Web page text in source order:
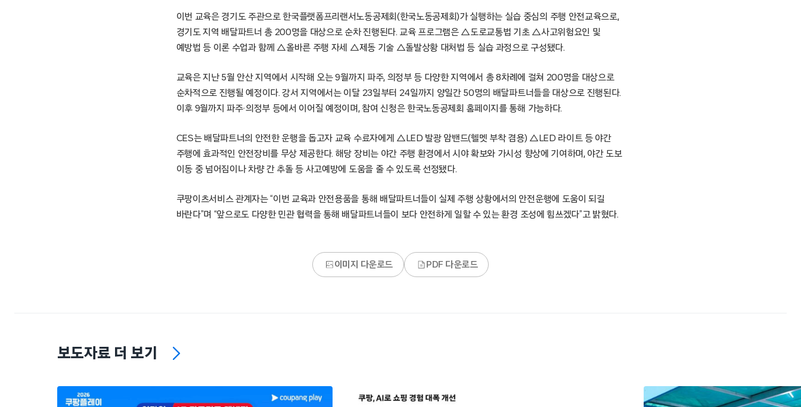
이번 교육은 경기도 주관으로 한국플랫폼프리랜서노동공제회(한국노동공제회)가 실행하는 실습 중심의 주행 안전교육으로,
경기도 지역 배달파트너 총 200명을 대상으로 순차 진행된다. 교육 프로그램은 △도로교통법 기초 △사고위험요인 및
예방법 등 이론 수업과 함께 △올바른 주행 자세 △제동 기술 △돌발상황 대처법 등 실습 과정으로 구성됐다.
교육은 지난 5월 안산 지역에서 시작해 오는 9월까지 파주, 의정부 등 다양한 지역에서 총 8차례에 걸쳐 200명을 대상으로
순차적으로 진행될 예정이다. 강서 지역에서는 이달 23일부터 24일까지 양일간 50명의 배달파트너들을 대상으로 진행된다.
이후 9월까지 파주·의정부 등에서 이어질 예정이며, 참여 신청은 한국노동공제회 홈페이지를 통해 가능하다.
CES는 배달파트너의 안전한 운행을 돕고자 교육 수료자에게 △LED 발광 암밴드(헬멧 부착 겸용) △LED 라이트 등 야간
주행에 효과적인 안전장비를 무상 제공한다. 해당 장비는 야간 주행 환경에서 시야 확보와 가시성 향상에 기여하며, 야간 도보
이동 중 넘어짐이나 차량 간 추돌 등 사고예방에 도움을 줄 수 있도록 선정됐다.
쿠팡이츠서비스 관계자는 “이번 교육과 안전용품을 통해 배달파트너들이 실제 주행 상황에서의 안전운행에 도움이 되길
바란다”며 “앞으로도 다양한 민관 협력을 통해 배달파트너들이 보다 안전하게 일할 수 있는 환경 조성에 힘쓰겠다”고 밝혔다.
이미지 다운로드 PDF 다운로드
보도자료 더 보기